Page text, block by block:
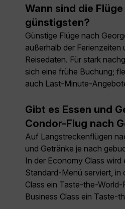
Wann sind die
günstigsten?
Günstige Flüge nach
außerhalb der Ferienzeiten
Reisedaten. Für stark
sich eine frühe Buchung;
auch Last-Minute-
Gibt es Essen und
Condor-Flug nach
Auf Langstreckenflügen
und Getränke je nach
In der Economy Class
Standard-Menü serviert, in
Class ein Taste-the-
Business Class ein Taste-